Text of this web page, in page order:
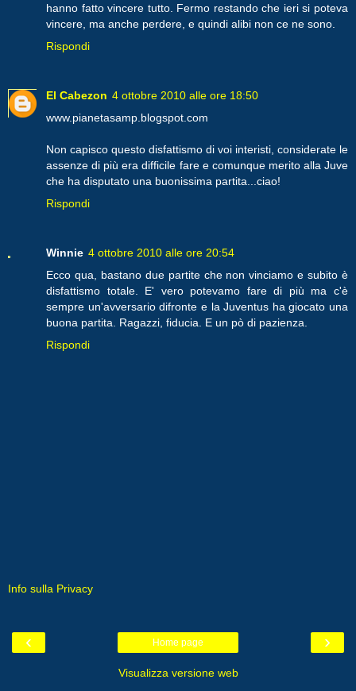
hanno fatto vincere tutto. Fermo restando che ieri si poteva
vincere, ma anche perdere, e quindi alibi non ce ne sono.
Rispondi
El Cabezon 4 ottobre 2010 alle ore 18:50
www.pianetasamp.blogspot.com
Non capisco questo disfattismo di voi interisti, considerate le
assenze di più era difficile fare e comunque merito alla Juve
che ha disputato una buonissima partita...ciao!
Rispondi
Winnie 4 ottobre 2010 alle ore 20:54
Ecco qua, bastano due partite che non vinciamo e subito è
disfattismo totale. E' vero potevamo fare di più ma c'è
sempre un'avversario difronte e la Juventus ha giocato una
buona partita. Ragazzi, fiducia. E un pò di pazienza.
Rispondi
Info sulla Privacy
‹ ›
Home page
Visualizza versione web